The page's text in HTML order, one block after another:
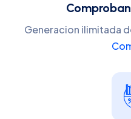
Generacion ilimitada